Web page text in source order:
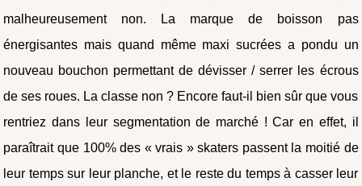
malheureusement non. La marque de boisson pas
énergisantes mais quand même maxi sucrées a pondu un
nouveau bouchon permettant de dévisser / serrer les écrous
de ses roues. La classe non ? Encore faut-il bien sûr que vous
rentriez dans leur segmentation de marché ! Car en effet, il
paraîtrait que 100% des « vrais » skaters passent la moitié de
leur temps sur leur planche, et le reste du temps à casser leur